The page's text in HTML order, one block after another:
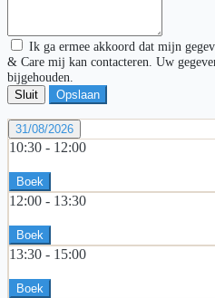
Ik ga ermee akkoord dat mijn
& Care mij kan contacteren. Uw
bijgehouden.
Sluit Opslaan
31/08/2026
10:30 - 12:00
Boek
12:00 - 13:30
Boek
13:30 - 15:00
Boek